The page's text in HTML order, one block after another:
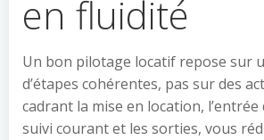
en fluidité
Un bon pilotage locatif repose sur
d’étapes cohérentes, pas sur des
cadrant la mise en location,
suivi courant et les sorties, vous